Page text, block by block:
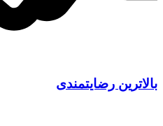
بالاترین رضایتمندی